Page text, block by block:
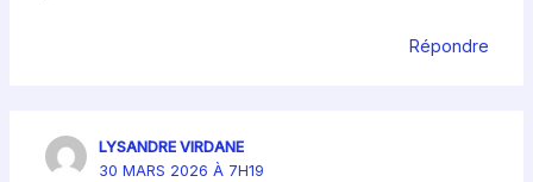
Répondre
LYSANDRE VIRDANE
30 MARS 2026 À 7H19